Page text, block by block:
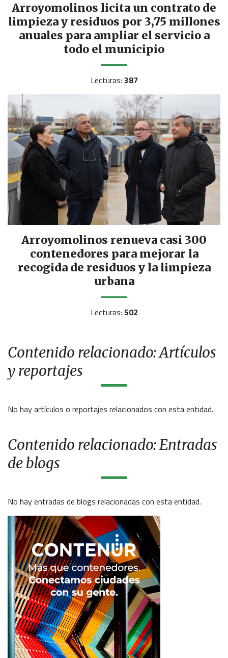
Arroyomolinos licita un contrato de
limpieza y residuos por 3,75 millones
anuales para ampliar el servicio a
todo el municipio
Lecturas: 387
Arroyomolinos renueva casi 300
contenedores para mejorar la
recogida de residuos y la limpieza
urbana
Lecturas: 502
Contenido relacionado: Artículos
y reportajes
No hay artículos o reportajes relacionados con esta entidad.
Contenido relacionado: Entradas
de blogs
No hay entradas de blogs relacionadas con esta entidad.